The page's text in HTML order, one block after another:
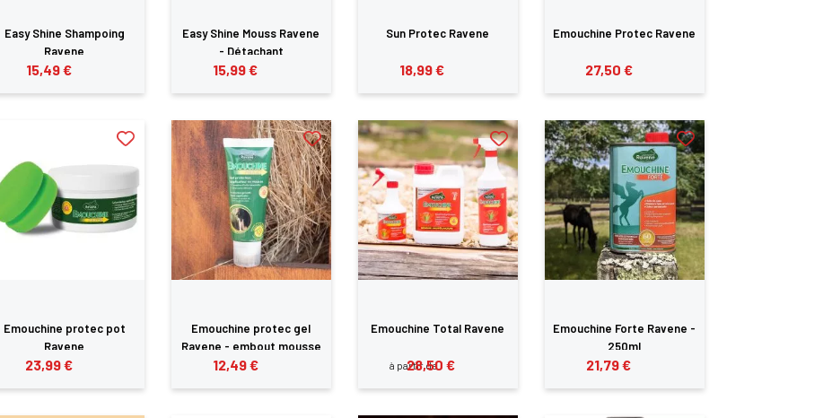
Easy Shine Shampoing
Ravene
15,49 €
Easy Shine Mouss Ravene
- Détachant
15,99 €
Sun Protec Ravene
18,99 €
Emouchine Protec Ravene
27,50 €
Emouchine protec pot
Ravene
23,99 €
Emouchine protec gel
Ravene - embout mousse
12,49 €
Emouchine Total Ravene
à partir de
28,50 €
Emouchine Forte Ravene -
250ml
21,79 €
×
Vous devez être connecté pour enregistrer des produits dans votre liste
d'envie
ANNULER SE CONNECTER